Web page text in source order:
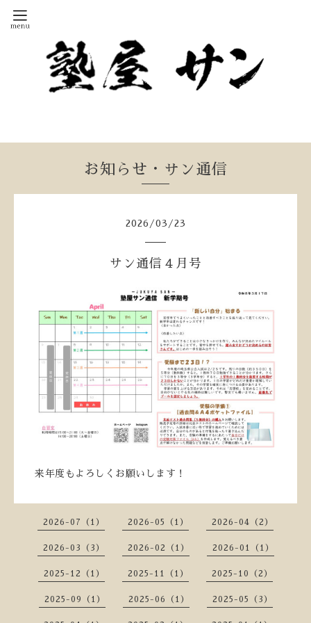
お知らせ・サン通信
2026 /03 /23
サン通信４月号
来年度もよろしくお願いします！
2026-07（1） 2026-05（1） 2026-04（2）
2026-03（3） 2026-02（1） 2026-01（1）
2025-12（1） 2025-11（1） 2025-10（2）
2025-09（1） 2025-06（1） 2025-05（3）